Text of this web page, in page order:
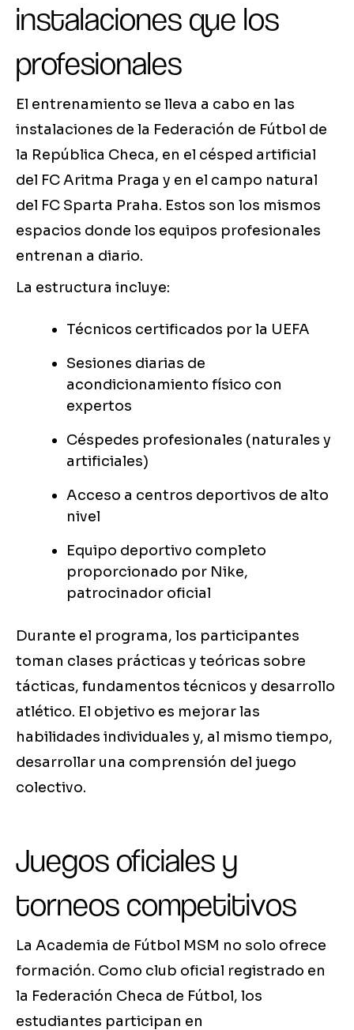
instalaciones que los
profesionales
El entrenamiento se lleva a cabo en las
instalaciones de la Federación de Fútbol de
la República Checa, en el césped artificial
del FC Aritma Praga y en el campo natural
del FC Sparta Praha. Estos son los mismos
espacios donde los equipos profesionales
entrenan a diario.
La estructura incluye:
Técnicos certificados por la UEFA
Sesiones diarias de
acondicionamiento físico con
expertos
Céspedes profesionales (naturales y
artificiales)
Acceso a centros deportivos de alto
nivel
Equipo deportivo completo
proporcionado por Nike,
patrocinador oficial
Durante el programa, los participantes
toman clases prácticas y teóricas sobre
tácticas, fundamentos técnicos y desarrollo
atlético. El objetivo es mejorar las
habilidades individuales y, al mismo tiempo,
desarrollar una comprensión del juego
colectivo.
Juegos oficiales y
torneos competitivos
La Academia de Fútbol MSM no solo ofrece
formación. Como club oficial registrado en
la Federación Checa de Fútbol, los
estudiantes participan en